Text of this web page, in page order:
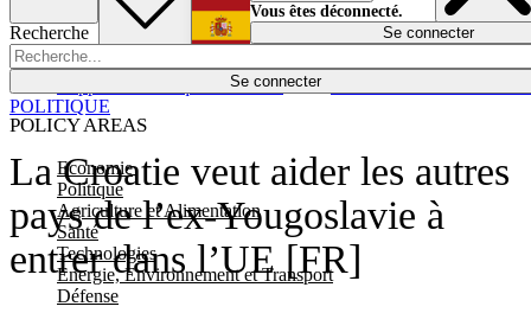
Recherche
Se connecter
POLICY AREAS
Economie
Politique
Agriculture et Alimentation
Santé
Technologies
Energie, Environnement et Transport
Défense
Économie
Español
Vous êtes déconnecté.
Se connecter
La Croatie veut aider les autres
pays de l’ex-Yougoslavie à
entrer dans l’UE [FR]
POLITIQUE